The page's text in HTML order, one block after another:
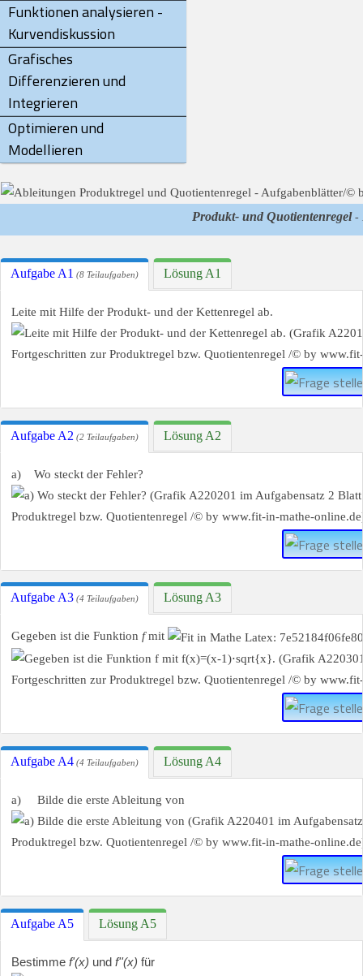
Funktionen analysieren -
Kurvendiskussion
Grafisches
Differenzieren und
Integrieren
Optimieren und
Modellieren
Produkt- und Quotientenregel-
Aufgabe A1 (8 Teilaufgaben) Lösung A1
Leite mit Hilfe der Produkt- und der Kettenregel ab.
Aufgabe A2 (2 Teilaufgaben) Lösung A2
a) Wo steckt der Fehler?
Aufgabe A3 (4 Teilaufgaben) Lösung A3
Gegeben ist die Funktion fmit
Aufgabe A4 (4 Teilaufgaben) Lösung A4
a) Bilde die erste Ableitung von
Aufgabe A5 Lösung A5
Bestimme f'(x) und f''(x) für